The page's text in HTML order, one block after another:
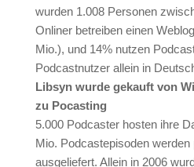
wurden 1.008 Personen
Onliner betreiben einen
Mio.), und 14% nutzen
Podcastnutzer allein in
Libsyn wurde gekauft von
zu Pocasting
5.000 Podcaster hosten ihre
Mio. Podcastepisoden
ausgeliefert. Allein in 2006